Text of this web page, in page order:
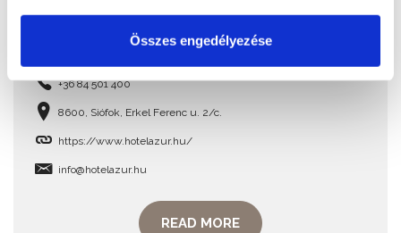
Összes engedélyezése
+36 84 501 400
8600, Siófok, Erkel Ferenc u. 2/c.
https://www.hotelazur.hu/
info@hotelazur.hu
READ MORE